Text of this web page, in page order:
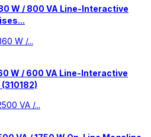
W / 800 VA Line-Interactive
W / 600 VA Line-Interactive
(310182)